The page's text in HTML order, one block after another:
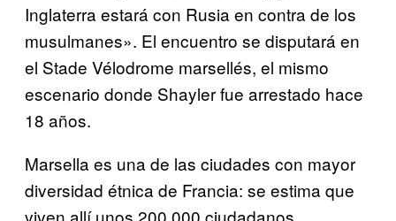
Inglaterra estará con Rusia en contra de los
musulmanes». El encuentro se disputará en
el Stade Vélodrome marsellés, el mismo
escenario donde Shayler fue arrestado hace
18 años.
Marsella es una de las ciudades con mayor
diversidad étnica de Francia: se estima que
viven allí unos 200 000 ciudadanos